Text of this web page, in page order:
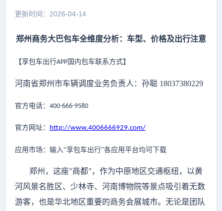
更新时间：2026-04-14
郑州商务大巴包车全维度分析：车型、价格及出行注意
【享包车出行APP 国内包车联系方式】
河南省郑州市车辆调度业务负责人：孙聪 18037380229
官方电话： 400-666-9580
官方网址： http://www.4006666929.com/
应用市场：输入“享包车出行”各应用平台均可下载
郑州，这座“商都”，作为中原地区交通枢纽，以黄
河风景名胜区、少林寺、河南博物院等景点吸引着无数
游客，也是华北地区重要的商务会展城市。无论是团队